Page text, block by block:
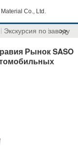
Co., Ltd.
Экскурсия по заводу
>>
Рынок SASO